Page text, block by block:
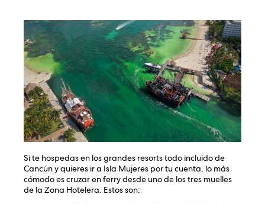
Si te hospedas en los grandes resorts todo incluido de
Cancún y quieres ir a Isla Mujeres por tu cuenta, lo más
cómodo es cruzar en ferry desde uno de los tres muelles
de la Zona Hotelera. Estos son: